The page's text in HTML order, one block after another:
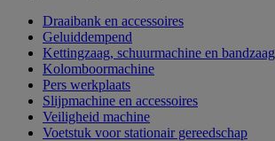
Draaibank en accessoires
Geluiddempend
Kettingzaag, schuurmachine en bandzaag
Kolomboormachine
Pers werkplaats
Slijpmachine en accessoires
Veiligheid machine
Voetstuk voor stationair gereedschap